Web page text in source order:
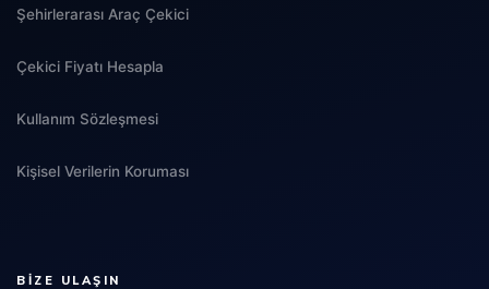
Şehirlerarası Araç Çekici
Çekici Fiyatı Hesapla
Kullanım Sözleşmesi
Kişisel Verilerin Koruması
BIZE ULAŞIN